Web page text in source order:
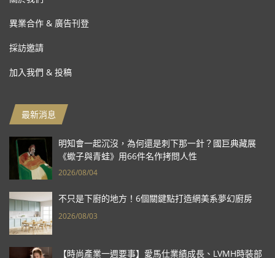
異業合作 & 廣告刊登
採訪邀請
加入我們 & 投稿
最新消息
明知會一起沉沒，為何還是刺下那一針？國巨典藏展
《蠍子與青蛙》用66件名作拷問人性
2026/08/04
不只是下廚的地方！6個關鍵點打造網美系夢幻廚房
2026/08/03
【時尚產業一週要事】愛馬仕業績成長、LVMH時裝部